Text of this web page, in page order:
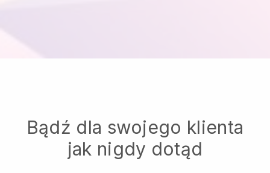
Bądź dla swojego klienta
jak nigdy dotąd